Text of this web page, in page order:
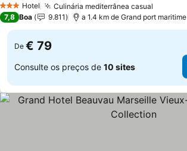
3 EstrelasHotel Culinária mediterrânea casual
7,8 Boa 9.811 a 1.4 km de Grand port maritime
De € 79
Consulte os preços de 10 sites